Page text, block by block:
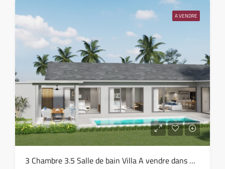
A VENDRE
3 Chambre 3.5 Salle de bain Villa A vendre dans Bophut – HS0814